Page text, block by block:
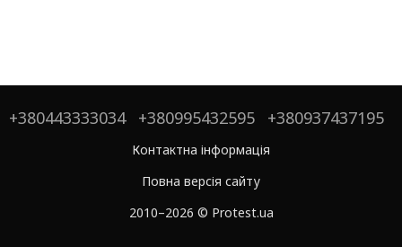
+380443333034 +380995432595 +380937437195
Контактна інформація
Повна версія сайту
2010–2026 © Protest.ua